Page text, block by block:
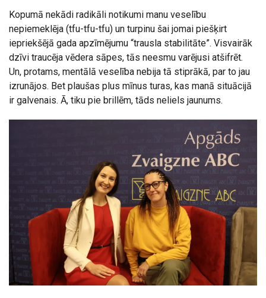
Kopumā nekādi radikāli notikumi manu veselību
nepiemeklēja (tfu-tfu-tfu) un turpinu šai jomai piešķirt
iepriekšējā gada apzīmējumu “trausla stabilitāte”. Visvairāk
dzīvi traucēja vēdera sāpes, tās neesmu varējusi atšifrēt.
Un, protams, mentālā veselība nebija tā stiprākā, par to jau
izrunājos. Bet plaušas plus mīnus turas, kas manā situācijā
ir galvenais. Ā, tiku pie brillēm, tāds neliels jaunums.